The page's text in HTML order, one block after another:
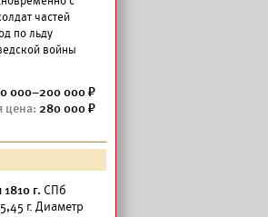
частей
по льду
войны
000–200 000
280 000
г. СПб
г. Диаметр